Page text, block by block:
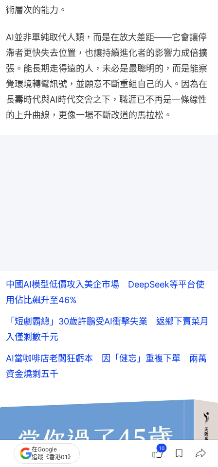
術層次的能力。
AI並非單純取代人類，而是在放大差距——它會讓停
滯者更快失去位置，也讓持續進化者的影響力成倍擴
張。能長期走得遠的人，未必是最聰明的，而是能察
覺環境轉彎訊號，並願意不斷重組自己的人。因為在
長壽時代與AI時代交會之下，職涯已不再是一條線性
的上升曲線，更像一場不斷改道的馬拉松。
中國AI模型低價攻入美企市場 DeepSeek等平台使
用佔比飆升至46%
「短劇霸總」30歲許鵬受AI衝擊失業 返鄉下賣菜月
入僅剩數千元
AI當咖啡店老闆狂虧本 因「健忘」重複下單 兩萬
資金燒剩五千
在Google
追蹤《香港01》
10